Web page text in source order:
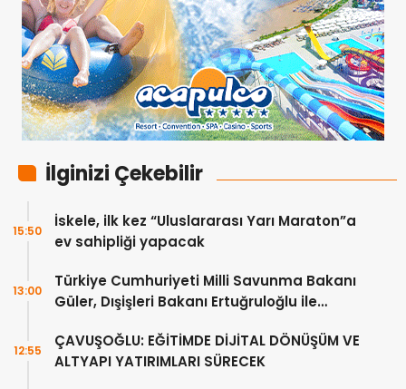
İlginizi Çekebilir
İskele, ilk kez “Uluslararası Yarı Maraton”a
ev sahipliği yapacak
15:50
Türkiye Cumhuriyeti Milli Savunma Bakanı
Güler, Dışişleri Bakanı Ertuğruloğlu ile
13:00
ÇAVUŞOĞLU: EĞİTİMDE DİJİTAL DÖNÜŞÜM VE
ALTYAPI YATIRIMLARI SÜRECEK
12:55